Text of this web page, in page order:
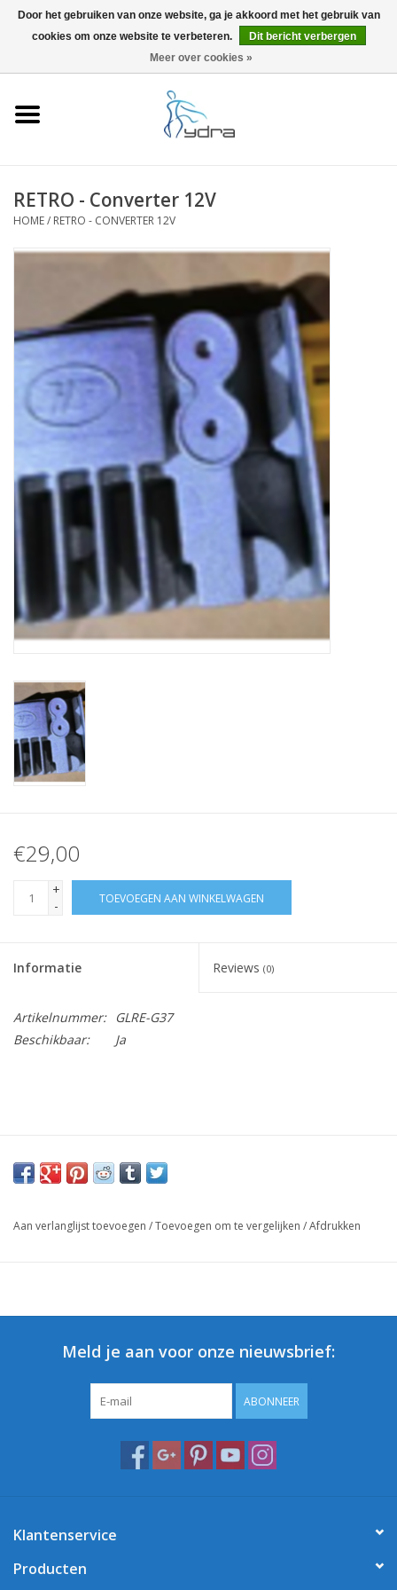
0 Artikelen - €0,00
Blog
RETRO - Converter 12V
HOME/ RETRO - CONVERTER 12V
€29,00
+
-
TOEVOEGEN AAN WINKELWAGEN
Informatie Reviews (0)
Artikelnummer:
GLRE-G37
Beschikbaar:
Ja
Aan verlanglijst toevoegen /Toevoegen om te vergelijken /Afdrukken
Meld je aan voor onze nieuwsbrief:
ABONNEER
Klantenservice
Producten
Door het gebruiken van onze website, ga je akkoord met het gebruik van
cookies om onze website te verbeteren.
Dit bericht verbergen
Meer over cookies »